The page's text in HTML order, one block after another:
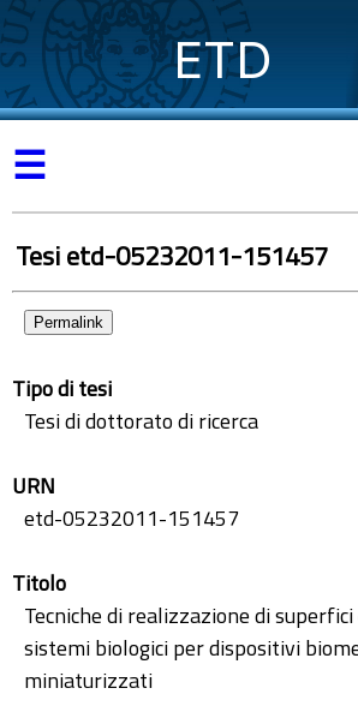
ETD
☰
Tesi etd-05232011-151457
Permalink
Tipo di tesi
Tesi di dottorato di ricerca
URN
etd-05232011-151457
Titolo
Tecniche di realizzazione di
sistemi biologici per dispositivi
miniaturizzati